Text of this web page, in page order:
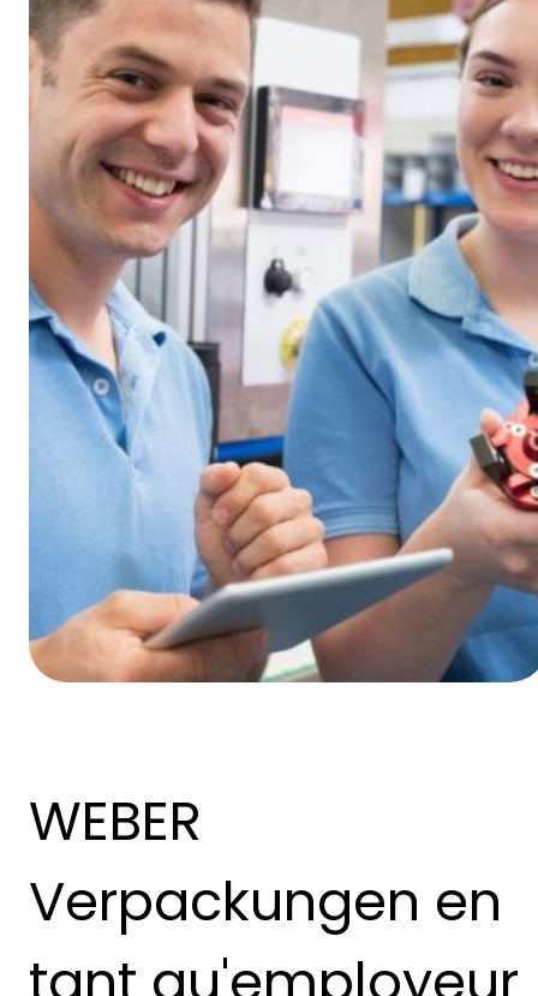
WEBER
Verpackungen en